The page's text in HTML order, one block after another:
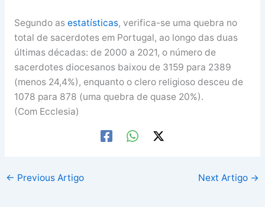
Segundo as estatísticas, verifica-se uma quebra no
total de sacerdotes em Portugal, ao longo das duas
últimas décadas: de 2000 a 2021, o número de
sacerdotes diocesanos baixou de 3159 para 2389
(menos 24,4%), enquanto o clero religioso desceu de
1078 para 878 (uma quebra de quase 20%).
(Com Ecclesia)
← Previous Artigo Next Artigo →